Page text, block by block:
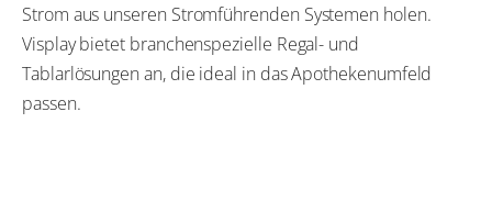
Strom aus unseren Stromführenden Systemen holen.
Visplay bietet branchenspezielle Regal- und
Tablarlösungen an, die ideal in das Apothekenumfeld
passen.